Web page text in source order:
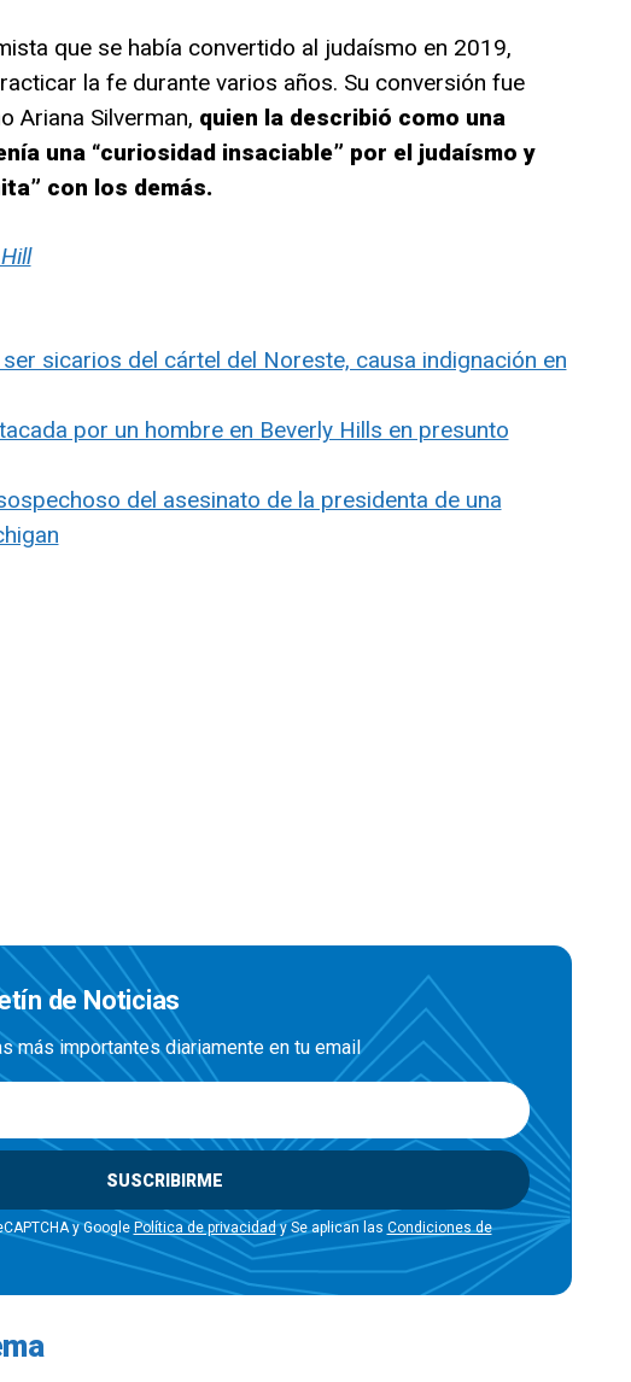
que se había convertido al judaísmo en 2019,
la fe durante varios años. Su conversión fue
Ariana Silverman, quien la describió como una
una “curiosidad insaciable” por el judaísmo y
con los demás.
sicarios del cártel del Noreste, causa indignación en
por un hombre en Beverly Hills en presunto
del asesinato de la presidenta de una
de Noticias
más importantes diariamente en tu email
SUSCRIBIRME
y Google Política de privacidady Se aplican las Condiciones de